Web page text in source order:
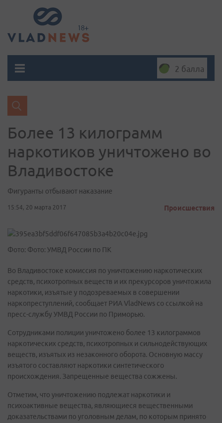
2 балла
Более 13 килограмм
наркотиков уничтожено во
Владивостоке
Фигуранты отбывают наказание
15:54, 20 марта 2017 Происшествия
Фото: Фото: УМВД России по ПК
Во Владивостоке комиссия по уничтожению наркотических
средств, психотропных веществ и их прекурсоров уничтожила
наркотики, изъятые у подозреваемых в совершении
наркопреступлений, сообщает РИА VladNews со ссылкой на
пресс-службу УМВД России по Приморью.
Сотрудниками полиции уничтожено более 13 килограммов
наркотических средств, психотропных и сильнодействующих
веществ, изъятых из незаконного оборота. Основную массу
изъятого составляют наркотики синтетического
происхождения. Запрещенные вещества сожжены.
Отметим, что уничтожению подлежат наркотики и
психоактивные вещества, являющиеся вещественными
доказательствами по уголовным делам, по которым принято